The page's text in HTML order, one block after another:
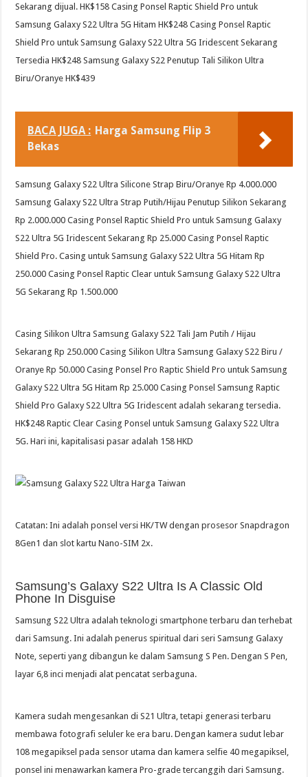
Sekarang dijual. HK$158 Casing Ponsel Raptic Shield Pro untuk
Samsung Galaxy S22 Ultra 5G Hitam HK$248 Casing Ponsel Raptic
Shield Pro untuk Samsung Galaxy S22 Ultra 5G Iridescent Sekarang
Tersedia HK$248 Samsung Galaxy S22 Penutup Tali Silikon Ultra
Biru/Oranye HK$439
BACA JUGA : Harga Samsung Flip 3
Bekas
Samsung Galaxy S22 Ultra Silicone Strap Biru/Oranye Rp 4.000.000
Samsung Galaxy S22 Ultra Strap Putih/Hijau Penutup Silikon Sekarang
Rp 2.000.000 Casing Ponsel Raptic Shield Pro untuk Samsung Galaxy
S22 Ultra 5G Iridescent Sekarang Rp 25.000 Casing Ponsel Raptic
Shield Pro. Casing untuk Samsung Galaxy S22 Ultra 5G Hitam Rp
250.000 Casing Ponsel Raptic Clear untuk Samsung Galaxy S22 Ultra
5G Sekarang Rp 1.500.000
Casing Silikon Ultra Samsung Galaxy S22 Tali Jam Putih / Hijau
Sekarang Rp 250.000 Casing Silikon Ultra Samsung Galaxy S22 Biru /
Oranye Rp 50.000 Casing Ponsel Pro Raptic Shield Pro untuk Samsung
Galaxy S22 Ultra 5G Hitam Rp 25.000 Casing Ponsel Samsung Raptic
Shield Pro Galaxy S22 Ultra 5G Iridescent adalah sekarang tersedia.
HK$248 Raptic Clear Casing Ponsel untuk Samsung Galaxy S22 Ultra
5G. Hari ini, kapitalisasi pasar adalah 158 HKD
Catatan: Ini adalah ponsel versi HK/TW dengan prosesor Snapdragon
8Gen1 dan slot kartu Nano-SIM 2x.
Samsung’s Galaxy S22 Ultra Is A Classic Old
Phone In Disguise
Samsung S22 Ultra adalah teknologi smartphone terbaru dan terhebat
dari Samsung. Ini adalah penerus spiritual dari seri Samsung Galaxy
Note, seperti yang dibangun ke dalam Samsung S Pen. Dengan S Pen,
layar 6,8 inci menjadi alat pencatat serbaguna.
Kamera sudah mengesankan di S21 Ultra, tetapi generasi terbaru
membawa fotografi seluler ke era baru. Dengan kamera sudut lebar
108 megapiksel pada sensor utama dan kamera selfie 40 megapiksel,
ponsel ini menawarkan kamera Pro-grade tercanggih dari Samsung.